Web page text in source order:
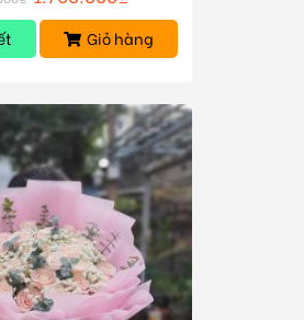
Giỏ hàng